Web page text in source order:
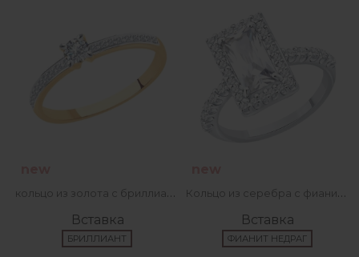
кольцо из золота с бриллиантами
Вставка
БРИЛЛИАНТ
Кольцо из серебра с фианитами
Вставка
ФИАНИТ НЕДРАГ